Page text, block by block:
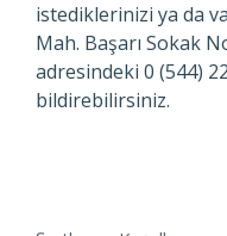
istediklerinizi ya da
Mah. Başarı Sokak
adresindeki 0 (544)
bildirebilirsiniz.